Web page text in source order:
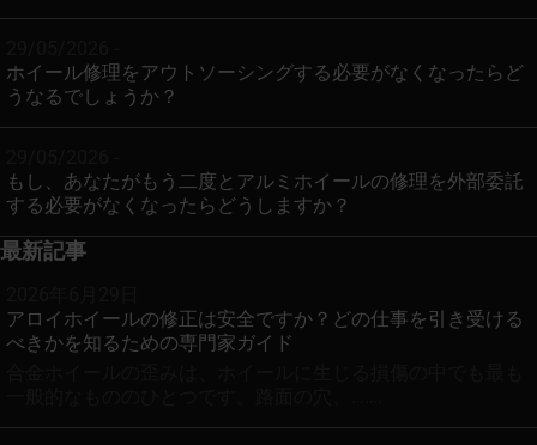
ホイール修理をアウトソーシングする必要がなくなったらど
うなるでしょうか？
もし、あなたがもう二度とアルミホイールの修理を外部委託
する必要がなくなったらどうしますか？
最新記事
アロイホイールの修正は安全ですか？どの仕事を引き受ける
べきかを知るための専門家ガイド